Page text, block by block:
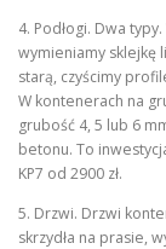
4. Podłogi. Dwa
wymieniamy sklejkę
starą, czyścimy
W kontenerach na
grubość 4, 5 lub 6
betonu. To
KP7 od 2900 zł.
5. Drzwi. Drzwi
skrzydła na prasie,